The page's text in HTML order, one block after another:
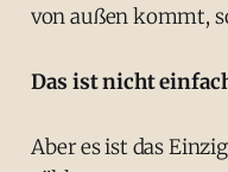
von außen kommt,
Das ist nicht
Aber es ist das